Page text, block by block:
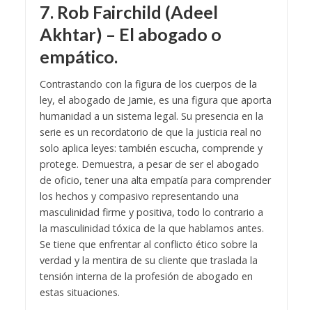
7. Rob Fairchild (Adeel
Akhtar) – El abogado o
empático.
Contrastando con la figura de los cuerpos de la
ley, el abogado de Jamie, es una figura que aporta
humanidad a un sistema legal. Su presencia en la
serie es un recordatorio de que la justicia real no
solo aplica leyes: también escucha, comprende y
protege. Demuestra, a pesar de ser el abogado
de oficio, tener una alta empatía para comprender
los hechos y compasivo representando una
masculinidad firme y positiva, todo lo contrario a
la masculinidad tóxica de la que hablamos antes.
Se tiene que enfrentar al conflicto ético sobre la
verdad y la mentira de su cliente que traslada la
tensión interna de la profesión de abogado en
estas situaciones.